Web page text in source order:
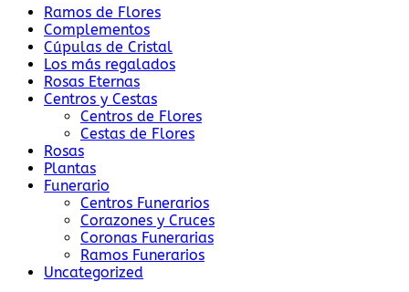
Ramos de Flores
Complementos
Cúpulas de Cristal
Los más regalados
Rosas Eternas
Centros y Cestas
Centros de Flores
Cestas de Flores
Rosas
Plantas
Funerario
Centros Funerarios
Corazones y Cruces
Coronas Funerarias
Ramos Funerarios
Uncategorized